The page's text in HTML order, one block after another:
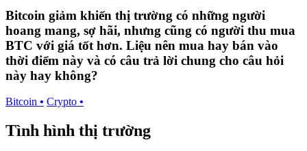
Bitcoin giảm khiến thị trường có những người
hoang mang, sợ hãi, nhưng cũng có người thu mua
BTC với giá tốt hơn. Liệu nên mua hay bán vào
thời điểm này và có câu trả lời chung cho câu hỏi
này hay không?
Bitcoin • Crypto •
Tình hình thị trường